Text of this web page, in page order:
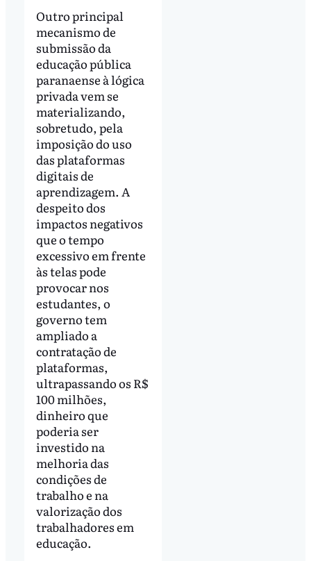
Outro principal
mecanismo de
submissão da
educação pública
paranaense à lógica
privada vem se
materializando,
sobretudo, pela
imposição do uso
das plataformas
digitais de
aprendizagem. A
despeito dos
impactos negativos
que o tempo
excessivo em frente
às telas pode
provocar nos
estudantes, o
governo tem
ampliado a
contratação de
plataformas,
ultrapassando os R$
100 milhões,
dinheiro que
poderia ser
investido na
melhoria das
condições de
trabalho e na
valorização dos
trabalhadores em
educação.